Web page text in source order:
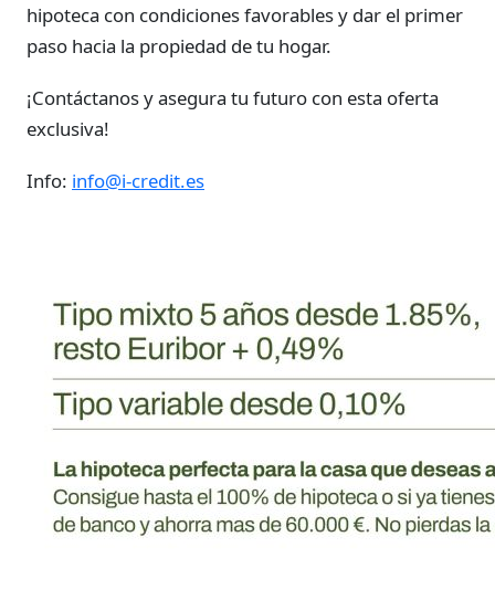
hipoteca con condiciones favorables y dar el primer
paso hacia la propiedad de tu hogar.
¡Contáctanos y asegura tu futuro con esta oferta
exclusiva!
Info: info@i-credit.es